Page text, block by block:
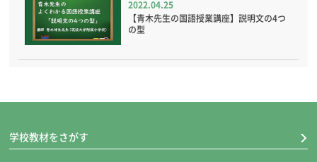
2022.04.25
【青木先生の国語授業講座】説明文の4つ
の型
学校教材をさがす